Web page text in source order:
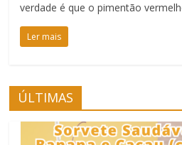
verdade é que o pimentão
Ler mais
ÚLTIMAS